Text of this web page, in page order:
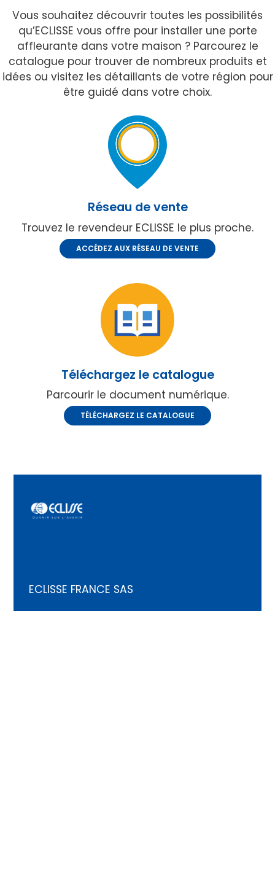
Vous souhaitez découvrir toutes les possibilités
qu’ECLISSE vous offre pour installer une porte
affleurante dans votre maison ? Parcourez le
catalogue pour trouver de nombreux produits et
idées ou visitez les détaillants de votre région pour
être guidé dans votre choix.
Réseau de vente
Trouvez le revendeur ECLISSE le plus proche.
ACCÉDEZ AUX RÉSEAU DE VENTE
Téléchargez le catalogue
Parcourir le document numérique.
TÉLÉCHARGEZ LE CATALOGUE
ECLISSE FRANCE SAS